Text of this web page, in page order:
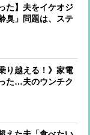
た】夫をイケオジ
臭」問題は、ステ
用制汗剤で対策
り越える！》家電
た…夫のウンチク
秘策とは？